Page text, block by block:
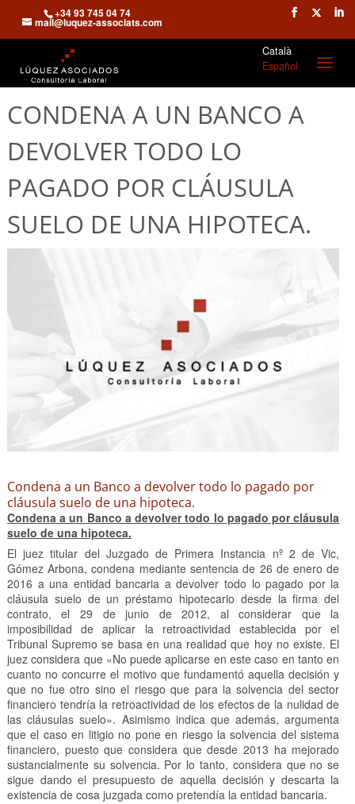
+34 93 745 04 74
mail@luquez-associats.com
Català
Español
CONDENA A UN BANCO A
DEVOLVER TODO LO
PAGADO POR CLÁUSULA
SUELO DE UNA HIPOTECA.
Condena a un Banco a devolver todo lo pagado por
cláusula suelo de una hipoteca.
Condena a un Banco a devolver todo lo pagado por cláusula
suelo de una hipoteca.
El juez titular del Juzgado de Primera Instancia nº 2 de Vic,
Gómez Arbona, condena mediante sentencia de 26 de enero de
2016 a una entidad bancaria a devolver todo lo pagado por la
cláusula suelo de un préstamo hipotecario desde la firma del
contrato, el 29 de junio de 2012, al considerar que la
imposibilidad de aplicar la retroactividad establecida por el
Tribunal Supremo se basa en una realidad que hoy no existe. El
juez considera que «No puede aplicarse en este caso en tanto en
cuanto no concurre el motivo que fundamentó aquella decisión y
que no fue otro sino el riesgo que para la solvencia del sector
financiero tendría la retroactividad de los efectos de la nulidad de
las cláusulas suelo». Asimismo indica que además, argumenta
que el caso en litigio no pone en riesgo la solvencia del sistema
financiero, puesto que considera que desde 2013 ha mejorado
sustancialmente su solvencia. Por lo tanto, considera que no se
sigue dando el presupuesto de aquella decisión y descarta la
existencia de cosa juzgada como pretendía la entidad bancaria.